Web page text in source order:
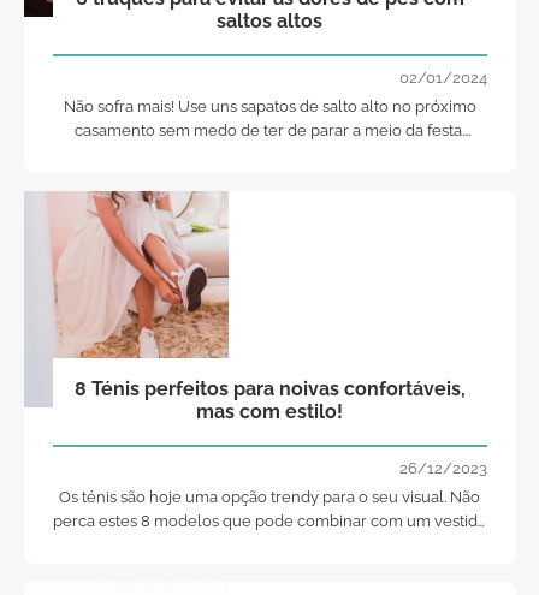
saltos altos
02/01/2024
Não sofra mais! Use uns sapatos de salto alto no próximo
casamento sem medo de ter de parar a meio da festa.
8 Ténis perfeitos para noivas confortáveis,
mas com estilo!
26/12/2023
Os ténis são hoje uma opção trendy para o seu visual. Não
perca estes 8 modelos que pode combinar com um vestido